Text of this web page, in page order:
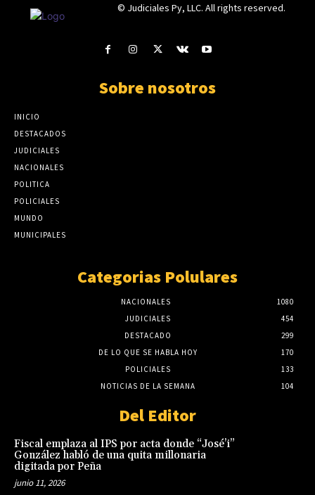
© Judiciales Py, LLC. All rights reserved.
Sobre nosotros
INICIO
DESTACADOS
JUDICIALES
NACIONALES
POLITICA
POLICIALES
MUNDO
MUNICIPALES
Categorias Polulares
NACIONALES
1080
JUDICIALES
454
DESTACADO
299
DE LO QUE SE HABLA HOY
170
POLICIALES
133
NOTICIAS DE LA SEMANA
104
Del Editor
Fiscal emplaza al IPS por acta donde “José’i”
González habló de una quita millonaria
digitada por Peña
junio 11, 2026